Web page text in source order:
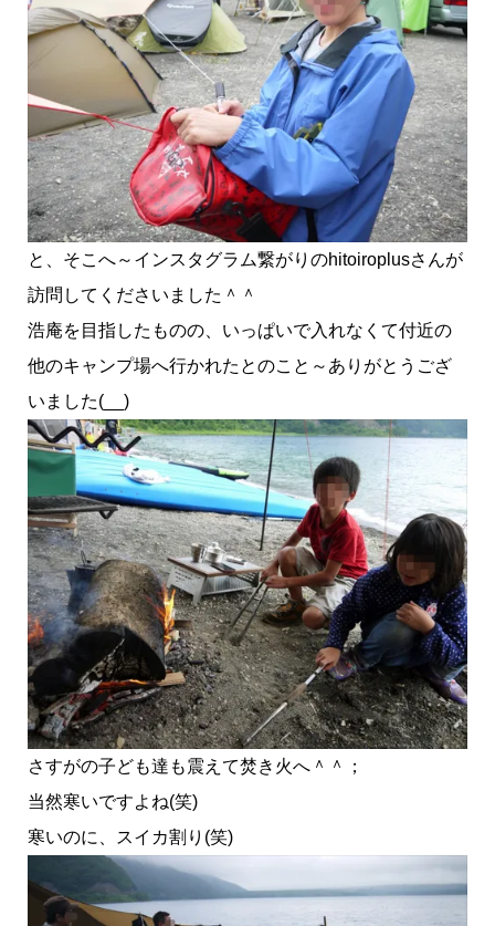
と、そこへ～インスタグラム繋がりのhitoiroplusさんが
訪問してくださいました＾＾
浩庵を目指したものの、いっぱいで入れなくて付近の
他のキャンプ場へ行かれたとのこと～ありがとうござ
いました(__)
さすがの子ども達も震えて焚き火へ＾＾；
当然寒いですよね(笑)
寒いのに、スイカ割り(笑)